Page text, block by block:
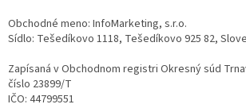
Obchodné meno: InfoMarketing, s.r.o.
Sídlo: Tešedíkovo 1118, Tešedíkovo 925 82,
Zapísaná v Obchodnom registri Okresný súd
číslo 23899/T
IČO: 44799551